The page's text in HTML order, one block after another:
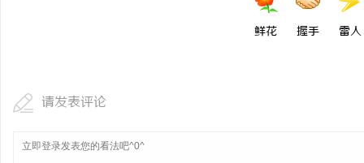
鲜花 握手 雷人
请发表评论